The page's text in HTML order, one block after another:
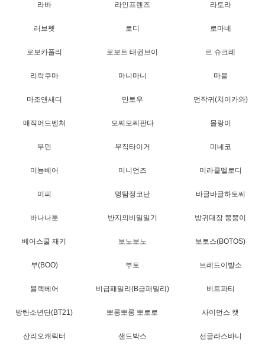
라바 라인프렌즈 라토라
러브펫 로디 로마네
로보카폴리 로보트 태권브이 르 슈크레
리락쿠마 마니마니 마블
마조앤새디 만토우 먼작귀(치이카와)
매직어드벤처 모찌모찌판다 몰랑이
무민 무직타이거 미네코
미뇽베어 미니언즈 미라클멜로디
미피 명탐정코난 바글바글하토씨
바나나툰 반지의비밀일기 방귀대장 뿡뿡이
베어스쿨 재키 보노보노 보토스(BOTOS)
부(BOO) 부토 브레드이발소
블랙베어 비급패밀리(B급패밀리) 비트파티
방탄소년단(BT21) 뽀롱뽀롱 뽀로로 사이먼스 캣
산리오캐릭터 샌드박스 선글라스바니